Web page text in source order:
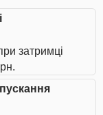
затримці